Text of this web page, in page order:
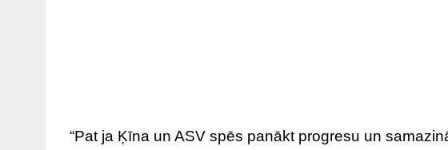
“Pat ja Ķīna un ASV spēs panākt progresu un